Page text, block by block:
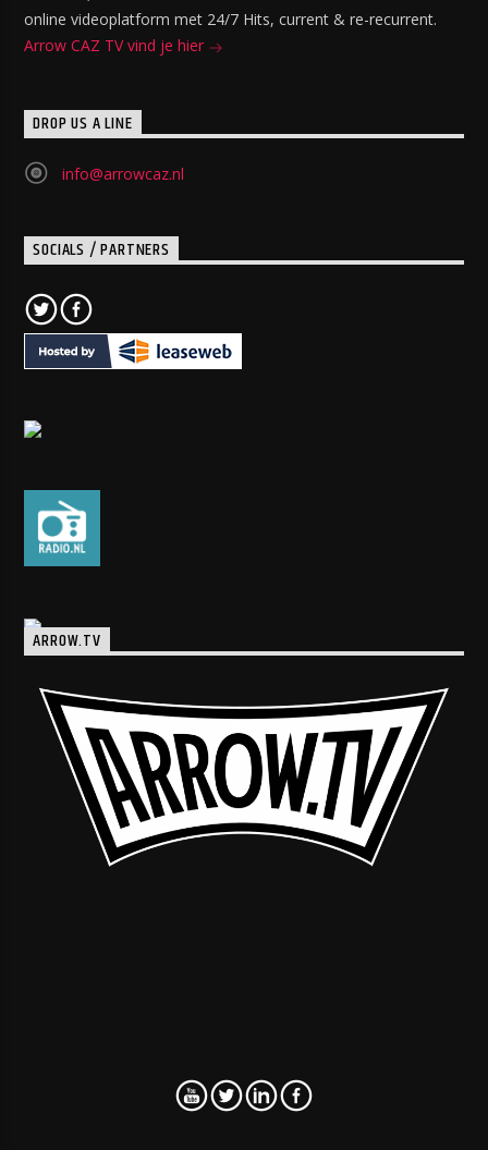
online videoplatform met 24/7 Hits, current & re-recurrent.
Arrow CAZ TV vind je hier
DROP US A LINE
info@arrowcaz.nl
SOCIALS / PARTNERS
ARROW.TV